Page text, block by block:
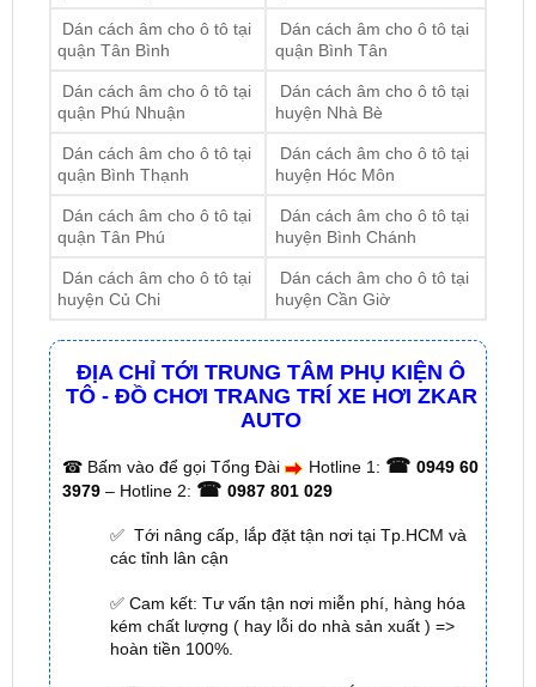
Dán cách âm cho ô tô tại
quận Phú Nhuận
Dán cách âm cho ô tô tại
huyện Nhà Bè
Dán cách âm cho ô tô tại
quận Bình Thạnh
Dán cách âm cho ô tô tại
huyện Hóc Môn
Dán cách âm cho ô tô tại
quận Tân Phú
Dán cách âm cho ô tô tại
huyện Bình Chánh
Dán cách âm cho ô tô tại
huyện Củ Chi
Dán cách âm cho ô tô tại
huyện Cần Giờ
ĐỊA CHỈ TỚI TRUNG TÂM PHỤ KIỆN Ô
TÔ - ĐỒ CHƠI TRANG TRÍ XE HƠI ZKAR
☎Bấm vào để gọi Tổng Đài Hotline 1:☎ 0949 60
0987 801 029
✅ Tới nâng cấp, lắp đặt tận nơi tại Tp.HCM và
các tỉnh lân cận
✅ Cam kết: Tư vấn tận nơi miễn phí, hàng hóa
kém chất lượng ( hay lỗi do nhà sản xuất ) =>
✅ Thời gian làm việc kỹ thuật gắn tại nhà từ:8h
– 18h (Cả T7 Và Chủ Nhật)